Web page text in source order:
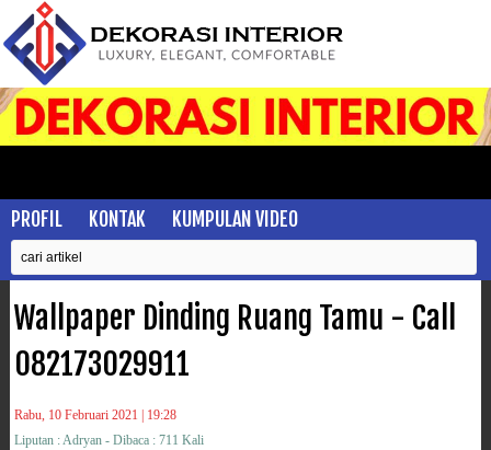
PROFIL KONTAK KUMPULAN VIDEO
Wallpaper Dinding Ruang Tamu - Call
082173029911
Rabu, 10 Februari 2021 | 19:28
Liputan : Adryan - Dibaca : 711 Kali